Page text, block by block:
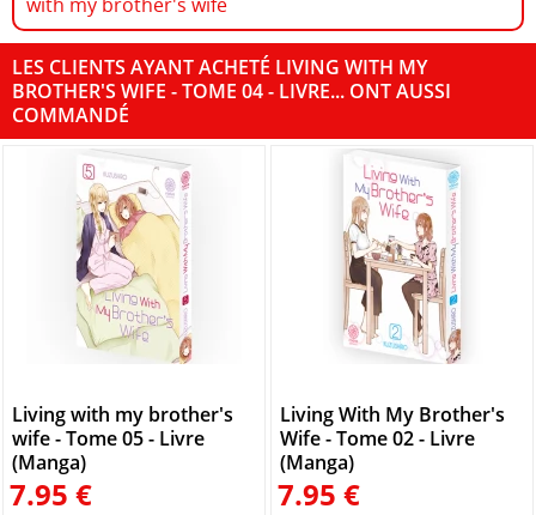
LES CLIENTS AYANT ACHETÉ LIVING WITH MY
BROTHER'S WIFE - TOME 04 - LIVRE... ONT AUSSI
COMMANDÉ
Living with my brother's
wife - Tome 05 - Livre
(Manga)
7.95 €
Living With My Brother's
Wife - Tome 02 - Livre
(Manga)
7.95 €